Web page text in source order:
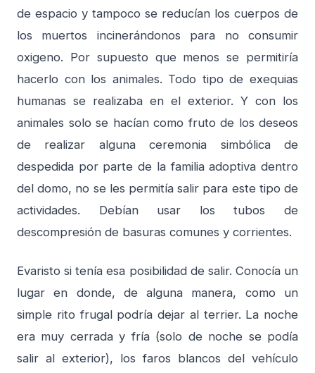
de espacio y tampoco se reducían los cuerpos de
los muertos incinerándonos para no consumir
oxigeno. Por supuesto que menos se permitiría
hacerlo con los animales. Todo tipo de exequias
humanas se realizaba en el exterior. Y con los
animales solo se hacían como fruto de los deseos
de realizar alguna ceremonia simbólica de
despedida por parte de la familia adoptiva dentro
del domo, no se les permitía salir para este tipo de
actividades. Debían usar los tubos de
descompresión de basuras comunes y corrientes.
Evaristo si tenía esa posibilidad de salir. Conocía un
lugar en donde, de alguna manera, como un
simple rito frugal podría dejar al terrier. La noche
era muy cerrada y fría (solo de noche se podía
salir al exterior), los faros blancos del vehículo